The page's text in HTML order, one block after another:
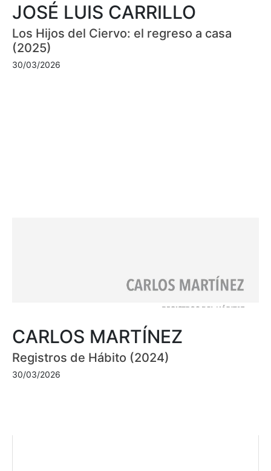
JOSÉ LUIS CARRILLO
Los Hijos del Ciervo: el regreso a casa
(2025)
30/03/2026
CARLOS MARTÍNEZ
Registros de Hábito (2024)
30/03/2026